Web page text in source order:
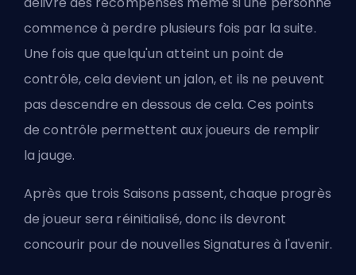
commence à perdre plusieurs fois par la suite.
Une fois que quelqu'un atteint un point de
contrôle, cela devient un jalon, et ils ne peuvent
pas descendre en dessous de cela. Ces points
de contrôle permettent aux joueurs de remplir
la jauge.
Après que trois Saisons passent, chaque progrès
de joueur sera réinitialisé, donc ils devront
concourir pour de nouvelles Signatures à l'avenir.